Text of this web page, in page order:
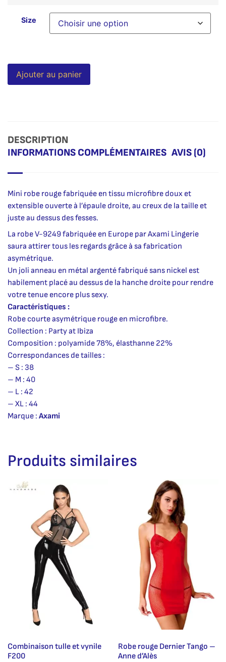
Size
Ajouter au panier
DESCRIPTION
INFORMATIONS COMPLÉMENTAIRES AVIS (0)
Mini robe rouge fabriquée en tissu microfibre doux et
extensible ouverte à l’épaule droite, au creux de la taille et
juste au dessus des fesses.
La robe V-9249 fabriquée en Europe par Axami Lingerie
saura attirer tous les regards grâce à sa fabrication
asymétrique.
Un joli anneau en métal argenté fabriqué sans nickel est
habilement placé au dessus de la hanche droite pour rendre
votre tenue encore plus sexy.
Caractéristiques :
Robe courte asymétrique rouge en microfibre.
Collection : Party at Ibiza
Composition : polyamide 78%, élasthanne 22%
Correspondances de tailles :
– S : 38
– M : 40
– L : 42
– XL : 44
Marque : Axami
Produits similaires
Combinaison tulle et vynile
F200
Robe rouge Dernier Tango –
Anne d’Alès